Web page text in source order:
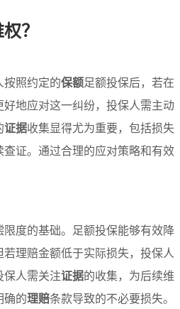
？
照约定的保额足额投保后，若在
地应对这一纠纷，投保人需主动
证据收集显得尤为重要，包括损失
证。通过合理的应对策略和有效
度的基础。足额投保能够有效降
理赔金额低于实际损失，投保人
人需关注证据的收集，为后续维
确的理赔条款导致的不必要损失。